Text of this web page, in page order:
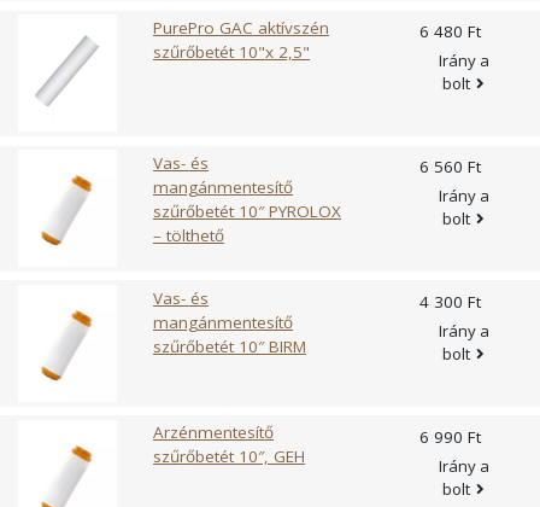
PurePro GAC aktívszén
szűrőbetét 10"x 2,5"
6 480 Ft
Irány a
bolt
Vas- és
mangánmentesítő
szűrőbetét 10″ PYROLOX
– tölthető
6 560 Ft
Irány a
bolt
Vas- és
mangánmentesítő
szűrőbetét 10″ BIRM
4 300 Ft
Irány a
bolt
Arzénmentesítő
szűrőbetét 10″, GEH
6 990 Ft
Irány a
bolt